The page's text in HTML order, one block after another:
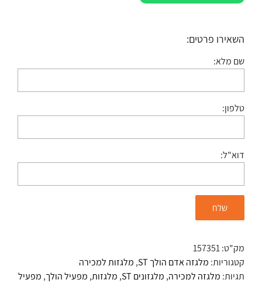
השאירו פרטים:
שם מלא:
טלפון:
דוא"ל:
מק"ט:157351
קטגוריות: מלגזה אדם הולך ST , מלגזות למכירה
תגיות: מלגזה למכירה, מלגזונים ST , מלגזות, מפעיל הולך, מפעיל